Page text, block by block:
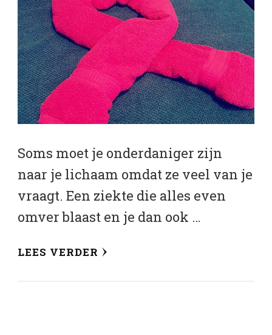
Soms moet je onderdaniger zijn
naar je lichaam omdat ze veel van je
vraagt. Een ziekte die alles even
omver blaast en je dan ook …
LEES VERDER